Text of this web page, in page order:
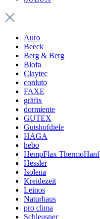
Auro
Beeck
Berg & Berg
Biofa
Claytec
conluto
FAXE
gräfix
dormiente
GUTEX
Gutshofdiele
HAGA
hebo
HempFlax ThermoHanf
Hessler
Isolena
Kreidezeit
Leinos
Naturhaus
pro clima
Schleusner